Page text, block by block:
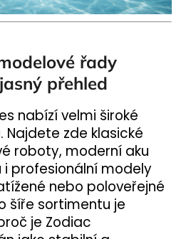
řady
přehled
nabízí velmi široké
zde klasické
roboty, moderní aku
profesionální modely
nebo poloveřejné
šíře sortimentu je
je Zodiac